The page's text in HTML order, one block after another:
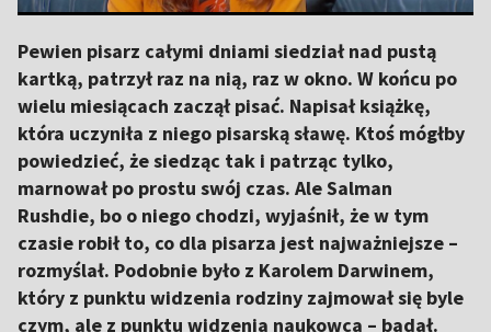
Pewien pisarz całymi dniami siedział nad pustą
kartką, patrzył raz na nią, raz w okno. W końcu po
wielu miesiącach zaczął pisać. Napisał książkę,
która uczyniła z niego pisarską sławę. Ktoś mógłby
powiedzieć, że siedząc tak i patrząc tylko,
marnował po prostu swój czas. Ale Salman
Rushdie, bo o niego chodzi, wyjaśnił, że w tym
czasie robił to, co dla pisarza jest najważniejsze –
rozmyślał. Podobnie było z Karolem Darwinem,
który z punktu widzenia rodziny zajmował się byle
czym, ale z punktu widzenia naukowca – badał.